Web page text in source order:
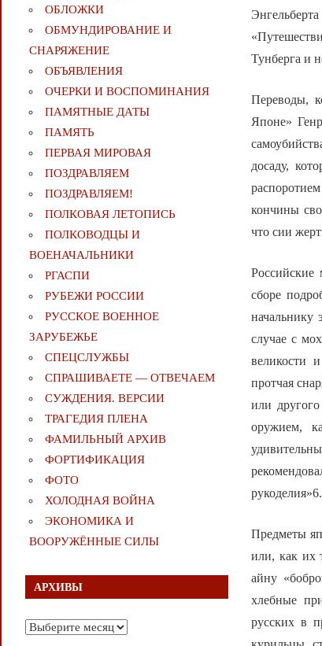
Тунберга и
Переводы,
Японе»
досаду,
кончины
что сии
Российские
сборе
случае с
великости
протчая
или
оружием,
рукоделия»6.
Предметы
или, как их
айну
хлебные
русских в
ОБЛОЖКИ
ОБМУНДИРОВАНИЕ И
СНАРЯЖЕНИЕ
ОБЪЯВЛЕНИЯ
ОЧЕРКИ И ВОСПОМИНАНИЯ
ПАМЯТНЫЕ ДАТЫ
ПАМЯТЬ
ПЕРВАЯ МИРОВАЯ
ПОЗДРАВЛЯЕМ
ПОЗДРАВЛЯЕМ!
ПОЛКОВАЯ ЛЕТОПИСЬ
ПОЛКОВОДЦЫ И
ВОЕНАЧАЛЬНИКИ
РГАСПИ
РУБЕЖИ РОССИИ
РУССКОЕ ВОЕННОЕ
ЗАРУБЕЖЬЕ
СПЕЦСЛУЖБЫ
СПРАШИВАЕТЕ — ОТВЕЧАЕМ
СУЖДЕНИЯ. ВЕРСИИ
ТРАГЕДИЯ ПЛЕНА
ФАМИЛЬНЫЙ АРХИВ
ФОРТИФИКАЦИЯ
ФОТО
ХОЛОДНАЯ ВОЙНА
ЭКОНОМИКА И
ВООРУЖЁННЫЕ СИЛЫ
АРХИВЫ
Архивы